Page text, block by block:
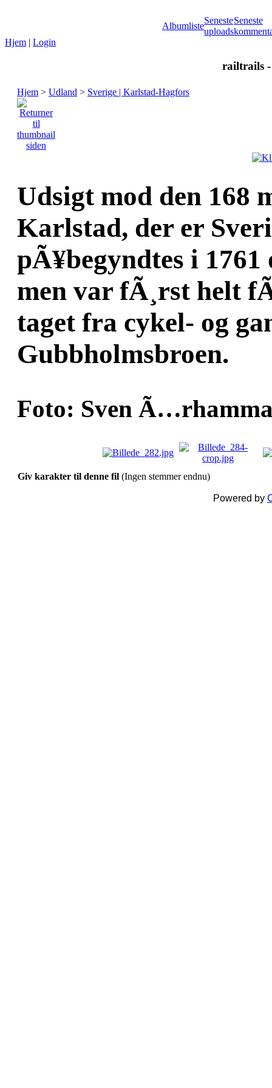
Albumliste
Seneste
uploads
Seneste
Hjem | Login
railtrails
Hjem > Udland > Sverige | Karlstad-Hagfors
Udsigt mod den 168
Karlstad, der er
pÃ¥begyndtes i
men var fÃ¸rst helt
taget fra cykel- og
Gubbholmsbroen.
Foto: Sven
Giv karakter til denne fil (Ingen stemmer endnu)
Powered by